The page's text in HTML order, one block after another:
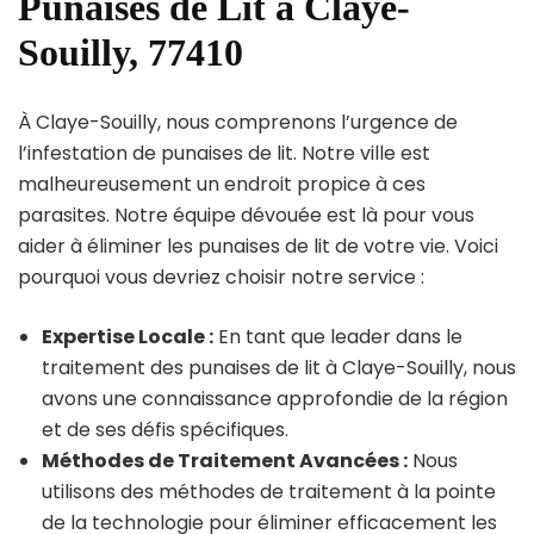
Souilly, 77410
À Claye-Souilly, nous comprenons l’urgence de
l’infestation de punaises de lit. Notre ville est
malheureusement un endroit propice à ces
parasites. Notre équipe dévouée est là pour vous
aider à éliminer les punaises de lit de votre vie. Voici
pourquoi vous devriez choisir notre service :
Expertise Locale : En tant que leader dans le
traitement des punaises de lit à Claye-Souilly, nous
avons une connaissance approfondie de la région
et de ses défis spécifiques.
Méthodes de Traitement Avancées : Nous
utilisons des méthodes de traitement à la pointe
de la technologie pour éliminer efficacement les